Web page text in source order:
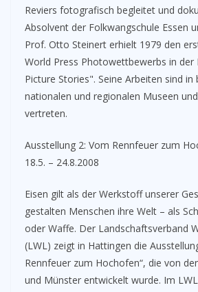
Reviers fotografisch begleitet und
Absolvent der Folkwangschule Essen
Prof. Otto Steinert erhielt 1979 den
World Press Photowettbewerbs in der
Picture Stories". Seine Arbeiten sind in
nationalen und regionalen Museen
vertreten.
Ausstellung 2: Vom Rennfeuer zum
18.5. – 24.8.2008
Eisen gilt als der Werkstoff unserer
gestalten Menschen ihre Welt – als
oder Waffe. Der Landschaftsverband
(LWL) zeigt in Hattingen die
Rennfeuer zum Hochofen“, die von
und Münster entwickelt wurde. Im